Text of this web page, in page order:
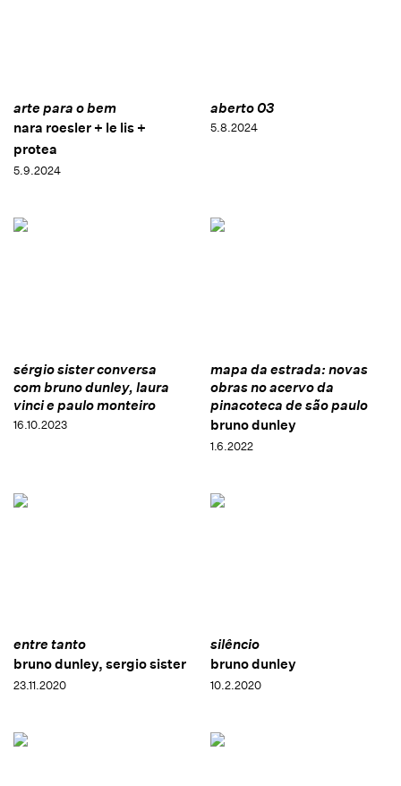
arte para o bem
nara roesler + le lis +
protea
5.9.2024
aberto 03
5.8.2024
sérgio sister conversa
com bruno dunley, laura
vinci e paulo monteiro
16.10.2023
mapa da estrada: novas
obras no acervo da
pinacoteca de são paulo
bruno dunley
1.6.2022
entre tanto
bruno dunley, sergio sister
23.11.2020
silêncio
bruno dunley
10.2.2020